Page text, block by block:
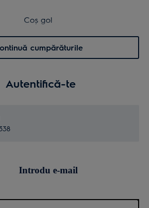
0
Coș gol
cumpărăturile
Autentifică-te
Introdu e-mail